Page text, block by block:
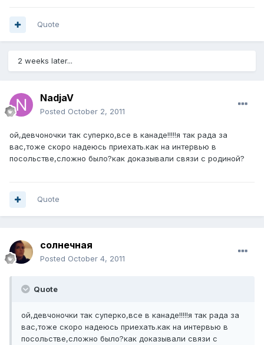
Quote
2 weeks later...
NadjaV
Posted October 2, 2011
ой,девчоночки так суперко,все в канаде!!!!!я так рада за
вас,тоже скоро надеюсь приехать.как на интервью в
посольстве,сложно было?как доказывали связи с родиной?
Quote
солнечная
Posted October 4, 2011
Quote
ой,девчоночки так суперко,все в канаде!!!!!я так рада за
вас,тоже скоро надеюсь приехать.как на интервью в
посольстве,сложно было?как доказывали связи с